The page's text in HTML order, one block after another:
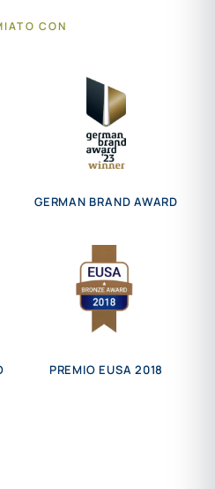
CON
GERMAN BRAND AWARD
PREMIO EUSA 2018